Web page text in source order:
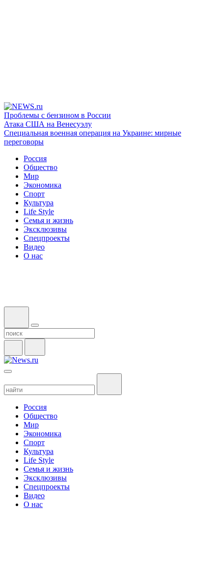
Проблемы с бензином в России
Атака США на Венесуэлу
Специальная военная операция на Украине: мирные
переговоры
Россия
Общество
Мир
Экономика
Спорт
Культура
Life Style
Семья и жизнь
Эксклюзивы
Спецпроекты
Видео
О нас
Россия
Общество
Мир
Экономика
Спорт
Культура
Life Style
Семья и жизнь
Эксклюзивы
Спецпроекты
Видео
О нас